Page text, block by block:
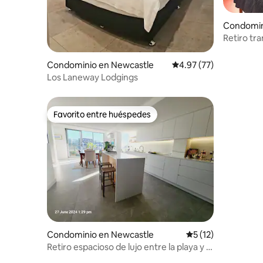
Condominio en Newcastle Calificación promedio:
4.97 (77)
Los Laneway Lodgings
Retiro
Favorito entre huéspedes
Favorito entre huéspedes
Condominio en Newcastle Calificación
5 (12)
Retiro espacioso de lujo entre la playa y el